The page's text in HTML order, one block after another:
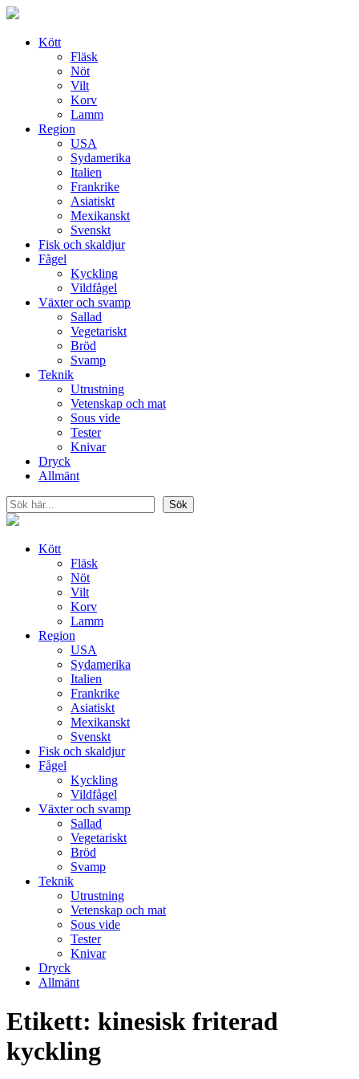
Skip
contentKött
Fläsk
Nöt
Vilt
Korv
Lamm
Region
USA
Sydamerika
Italien
Frankrike
Asiatiskt
Mexikanskt
Svenskt
Fisk och skaldjur
Fågel
Kyckling
Vildfågel
Växter och svamp
Sallad
Vegetariskt
Bröd
Svamp
Teknik
Utrustning
Vetenskap och mat
Sous vide
Tester
Knivar
Dryck
Allmänt
Sök
Sök
Kött
Fläsk
Nöt
Vilt
Korv
Lamm
Region
USA
Sydamerika
Italien
Frankrike
Asiatiskt
Mexikanskt
Svenskt
Fisk och skaldjur
Fågel
Kyckling
Vildfågel
Växter och svamp
Sallad
Vegetariskt
Bröd
Svamp
Teknik
Utrustning
Vetenskap och mat
Sous vide
Tester
Knivar
Dryck
Allmänt
Etikett: kinesisk friterad
kyckling